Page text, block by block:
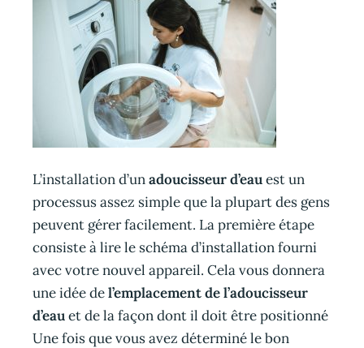
L’installation d’unadoucisseur d’eauest un
processus assez simple que la plupart des gens
peuvent gérer facilement. La première étape
consiste à lire le schéma d’installation fourni
avec votre nouvel appareil. Cela vous donnera
une idée del’emplacement de l’adoucisseur
d’eauet de la façon dont il doit être positionné
Une fois que vous avez déterminé le bon